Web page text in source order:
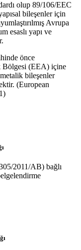
olup 89/106/EEC
bileşenler için
Avrupa
esaslı yapı ve
önce
Bölgesi (EEA) içine
bileşenler
(European
2011/AB) bağlı